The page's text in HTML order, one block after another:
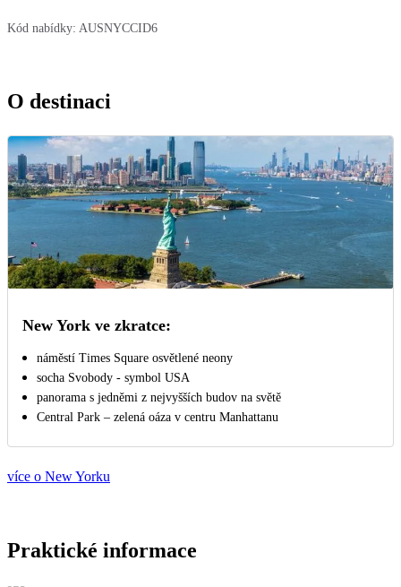
Kód nabídky: AUSNYCCID6
O destinaci
New York ve zkratce:
náměstí Times Square osvětlené neony
socha Svobody - symbol USA
panorama s jedněmi z nejvyšších budov na světě
Central Park – zelená oáza v centru Manhattanu
více o New Yorku
Praktické informace